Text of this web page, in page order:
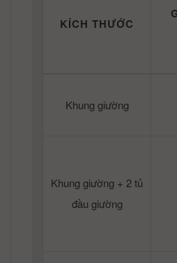
KÍCH THƯỚC
Khung giường
Khung giường + 2 tủ
đầu giường